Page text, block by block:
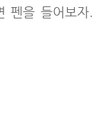
펜을 들어보